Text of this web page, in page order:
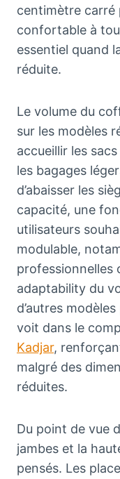
centimètre
confortable à
essentiel quand
réduite.
Le volume du
sur les modèles
accueillir les
les bagages
d’abaisser les
capacité, une
utilisateurs
modulable,
professionnelles
adaptability du
d’autres
voit dans le
Kadjar,
malgré des
réduites.
Du point de vue
jambes et la
pensés. Les